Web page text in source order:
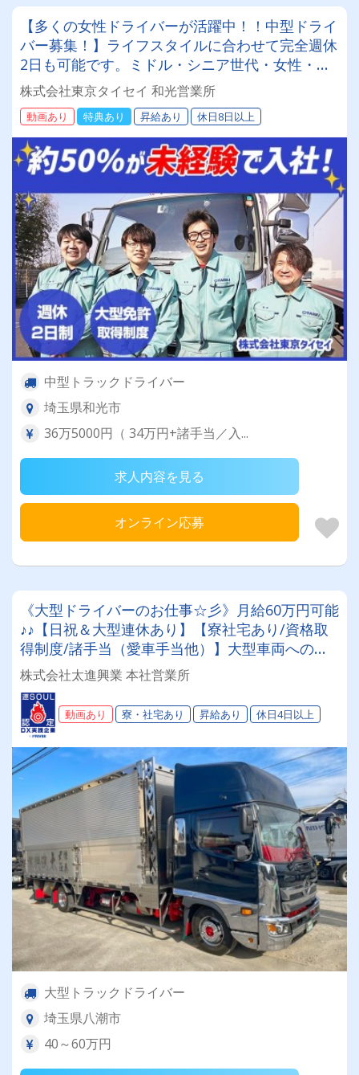
【多くの女性ドライバーが活躍中！！中型ドライ
バー募集！】ライフスタイルに合わせて完全週休
2日も可能です。ミドル・シニア世代・女性・主
婦（主夫）が活躍しております研修も充実してい
ますのでブランクがあっても安心社員寮を完備し
ているので遠方の方でも安心して入社いただけま
す！
株式会社東京タイセイ 和光営業所
動画あり 特典あり 昇給あり 休日8日以上
中型トラックドライバー
埼玉県和光市
36万5000円（ 34万円+諸手当／入...
求人内容を見る
オンライン応募
《大型ドライバーのお仕事☆彡》月給60万円可能
♪♪【日祝＆大型連休あり】【寮社宅あり/資格取
得制度/諸手当（愛車手当他）】大型車両へのス
テップアップを目指している方、必見！！
株式会社太進興業 本社営業所
動画あり 寮・社宅あり 昇給あり 休日4日以上
大型トラックドライバー
埼玉県八潮市
40～60万円